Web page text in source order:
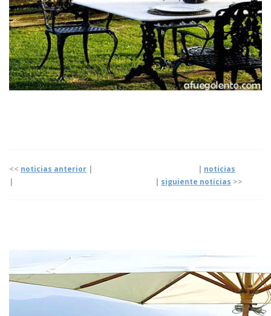
<< noticias anterior | | noticias
|
| siguiente noticias >>